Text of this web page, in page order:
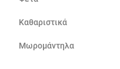
Καθαριστικά
Μωρομάντηλα